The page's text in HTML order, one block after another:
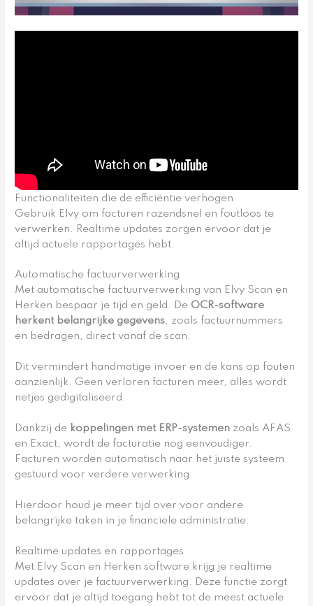
Functionaliteiten die de efficiëntie verhogen
Gebruik Elvy om facturen razendsnel en foutloos te
verwerken. Realtime updates zorgen ervoor dat je
altijd actuele rapportages hebt.
Automatische factuurverwerking
Met automatische factuurverwerking van Elvy Scan en
Herken bespaar je tijd en geld. De OCR-software
herkent belangrijke gegevens, zoals factuurnummers
en bedragen, direct vanaf de scan.
Dit vermindert handmatige invoer en de kans op fouten
aanzienlijk. Geen verloren facturen meer, alles wordt
netjes gedigitaliseerd.
Dankzij de koppelingen met ERP-systemen zoals AFAS
en Exact, wordt de facturatie nog eenvoudiger.
Facturen worden automatisch naar het juiste systeem
gestuurd voor verdere verwerking.
Hierdoor houd je meer tijd over voor andere
belangrijke taken in je financiële administratie.
Realtime updates en rapportages
Met Elvy Scan en Herken software krijg je realtime
updates over je factuurverwerking. Deze functie zorgt
ervoor dat je altijd toegang hebt tot de meest actuele